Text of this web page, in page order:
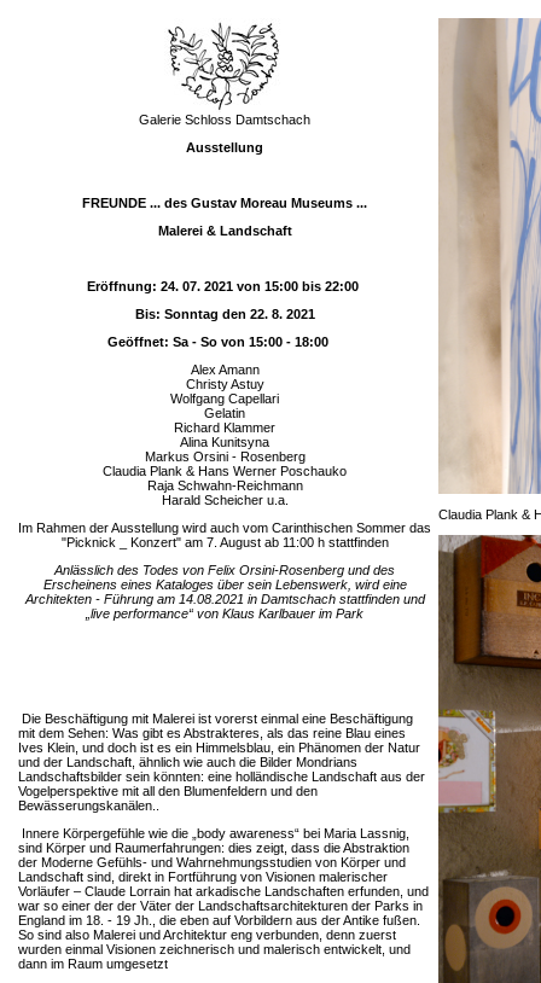
Galerie Schloss Damtschach
Ausstellung
FREUNDE ... des Gustav Moreau Museums ...
Malerei & Landschaft
Eröffnung: 24. 07. 2021 von 15:00 bis 22:00
Bis: Sonntag den 22. 8. 2021
Geöffnet: Sa - So von 15:00 - 18:00
Alex Amann
Christy Astuy
Wolfgang Capellari
Gelatin
Richard Klammer
Alina Kunitsyna
Markus Orsini - Rosenberg
Claudia Plank & Hans Werner Poschauko
Raja Schwahn-Reichmann
Harald Scheicher u.a.
Im Rahmen der Ausstellung wird auch vom Carinthischen Sommer das
"Picknick _ Konzert" am 7. August ab 11:00 h stattfinden
Anlässlich des Todes von Felix Orsini-Rosenberg und des
Erscheinens eines Kataloges über sein Lebenswerk, wird eine
Architekten - Führung am 14.08.2021 in Damtschach stattfinden und
„live performance“ von Klaus Karlbauer im Park
Claudia Plank &
Die Beschäftigung mit Malerei ist vorerst einmal eine Beschäftigung
mit dem Sehen: Was gibt es Abstrakteres, als das reine Blau eines
Ives Klein, und doch ist es ein Himmelsblau, ein Phänomen der Natur
und der Landschaft, ähnlich wie auch die Bilder Mondrians
Landschaftsbilder sein könnten: eine holländische Landschaft aus der
Vogelperspektive mit all den Blumenfeldern und den
Bewässerungskanälen..
Innere Körpergefühle wie die „body awareness“ bei Maria Lassnig,
sind Körper und Raumerfahrungen: dies zeigt, dass die Abstraktion
der Moderne Gefühls- und Wahrnehmungsstudien von Körper und
Landschaft sind, direkt in Fortführung von Visionen malerischer
Vorläufer – Claude Lorrain hat arkadische Landschaften erfunden, und
war so einer der der Väter der Landschaftsarchitekturen der Parks in
England im 18. - 19 Jh., die eben auf Vorbildern aus der Antike fußen.
So sind also Malerei und Architektur eng verbunden, denn zuerst
wurden einmal Visionen zeichnerisch und malerisch entwickelt, und
dann im Raum umgesetzt